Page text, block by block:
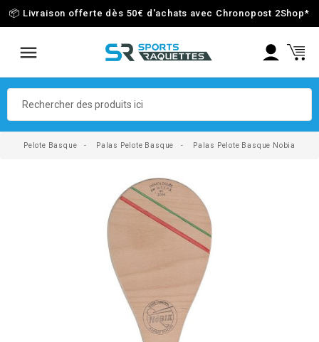
📦 Livraison offerte dès 50€ d'achats avec Chronopost 2Shop*
Pelote Basque Palas Pelote Basque Palas Pelote Basque Nobia